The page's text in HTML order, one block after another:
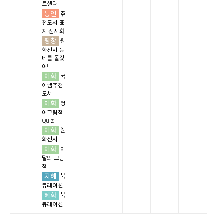
트셀러
통인
추
천도서 표
지 전시회
평창 원
화전시-동
네를 돌겠
어!
이화
국
어쌤추천
도서
이화
영
어그림책
Quiz
이화 원
화전시
이화
이
달의 그림
책
지혜
북
큐레이션
혜화
북
큐레이션